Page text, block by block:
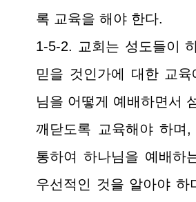
록 교육을 해야 한다.
1-5-2. 교회는 성도들이
믿을 것인가에 대한 교
님을 어떻게 예배하면서
깨닫도록 교육해야 하며
통하여 하나님을 예배하
우선적인 것을 알아야 하